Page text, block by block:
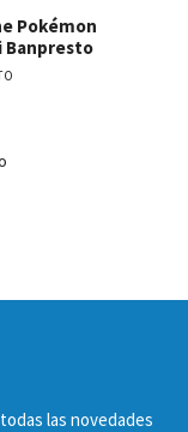
Pokémon
Banpresto
las novedades